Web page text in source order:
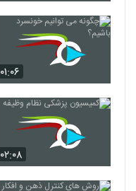
۰۱:۰۶
۰۲:۰۸